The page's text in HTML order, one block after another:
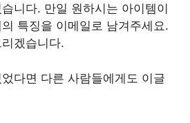
니다. 만일 원하시는 아이템이
특징을 이메일로 남겨주세요.
겠습니다.
다면 다른 사람들에게도 이글